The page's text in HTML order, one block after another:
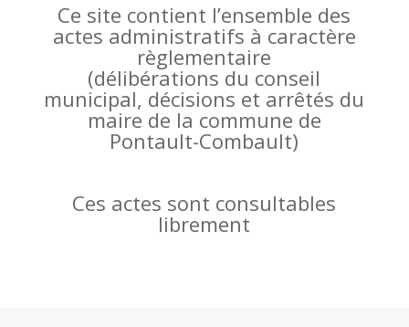
Ce site contient l’ensemble des
actes administratifs à caractère
règlementaire
(délibérations du conseil
municipal, décisions et arrêtés du
maire de la commune de
Pontault-Combault)
Ces actes sont consultables
librement